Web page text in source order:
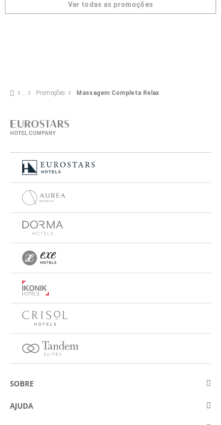
Ver todas as promoções
Promoções Massagem Completa Relax
SOBRE
Sobre a Eurostars Hotel Company
AJUDA